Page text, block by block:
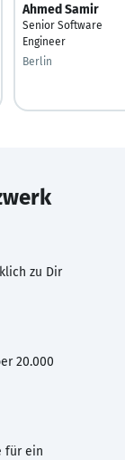
Ahmed Samir
Senior Software
Engineer
Berlin
zu Dir
20.000
für ein